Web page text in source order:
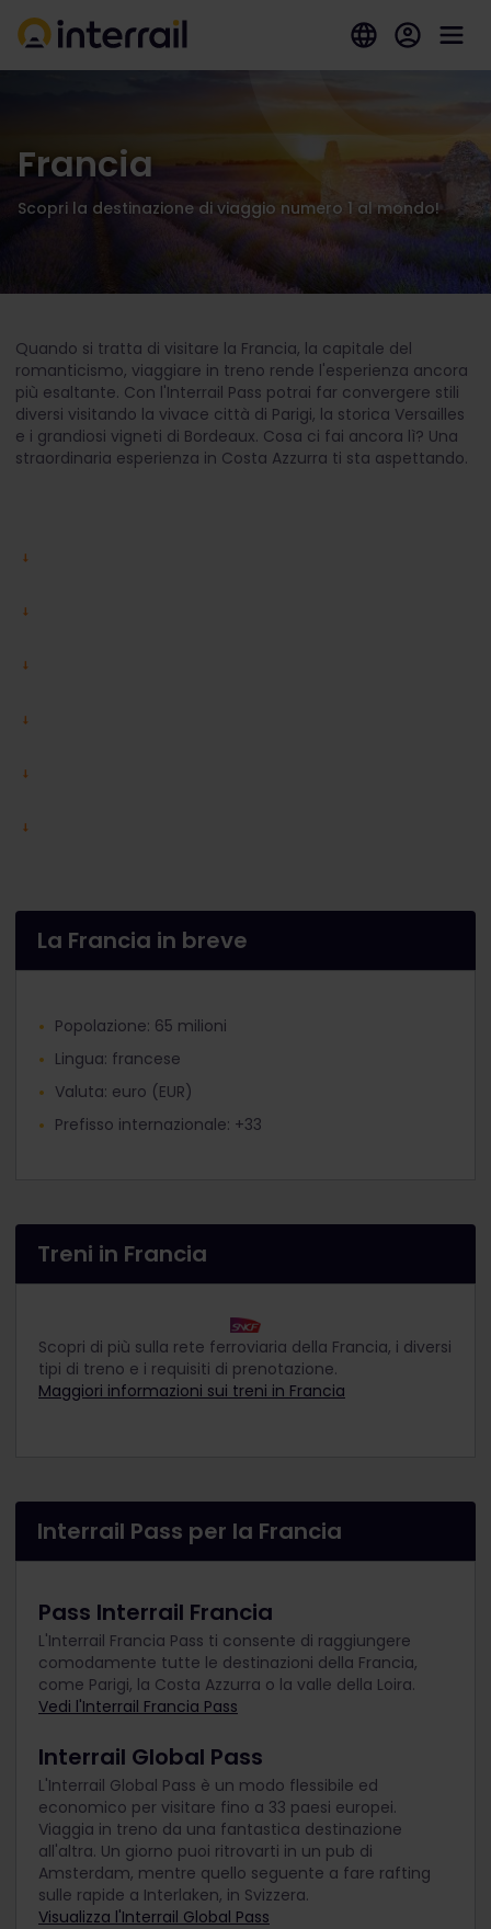
Francia
Scopri la destinazione di viaggio numero 1 al mondo!
Quando si tratta di visitare la Francia, la capitale del
romanticismo, viaggiare in treno rende l'esperienza ancora
più esaltante. Con l'Interrail Pass potrai far convergere stili
diversi visitando la vivace città di Parigi, la storica Versailles
e i grandiosi vigneti di Bordeaux. Cosa ci fai ancora lì? Una
straordinaria esperienza in Costa Azzurra ti sta aspettando.
La Francia in breve
Popolazione: 65 milioni
Lingua: francese
Valuta: euro (EUR)
Prefisso internazionale: +33
Treni in Francia
Scopri di più sulla rete ferroviaria della Francia, i diversi
tipi di treno e i requisiti di prenotazione.
Maggiori informazioni sui treni in Francia
Interrail Pass per la Francia
Pass Interrail Francia
L'Interrail Francia Pass ti consente di raggiungere
comodamente tutte le destinazioni della Francia,
come Parigi, la Costa Azzurra o la valle della Loira.
Vedi l'Interrail Francia Pass
Interrail Global Pass
L'Interrail Global Pass è un modo flessibile ed
economico per visitare fino a 33 paesi europei.
Viaggia in treno da una fantastica destinazione
all'altra. Un giorno puoi ritrovarti in un pub di
Amsterdam, mentre quello seguente a fare rafting
sulle rapide a Interlaken, in Svizzera.
Visualizza l'Interrail Global Pass